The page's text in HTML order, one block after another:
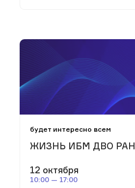
будет интересно всем
ЖИЗНЬ ИБМ ДВО РАН
12 октября
10:00 — 17:00